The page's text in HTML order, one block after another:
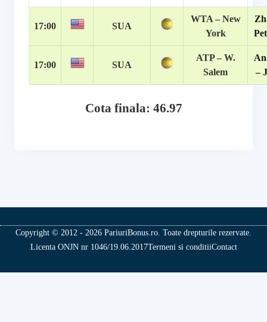
17:00 SUA
WTA – New
York
17:00 SUA
ATP – W.
Salem
–
Cota finala: 46.97
Copyright © 2012 - 2026 PariuriBonus.ro. Toate drepturile rezervate.
Licenta ONJN nr 1046/19.06.2017Termeni si conditiiContact